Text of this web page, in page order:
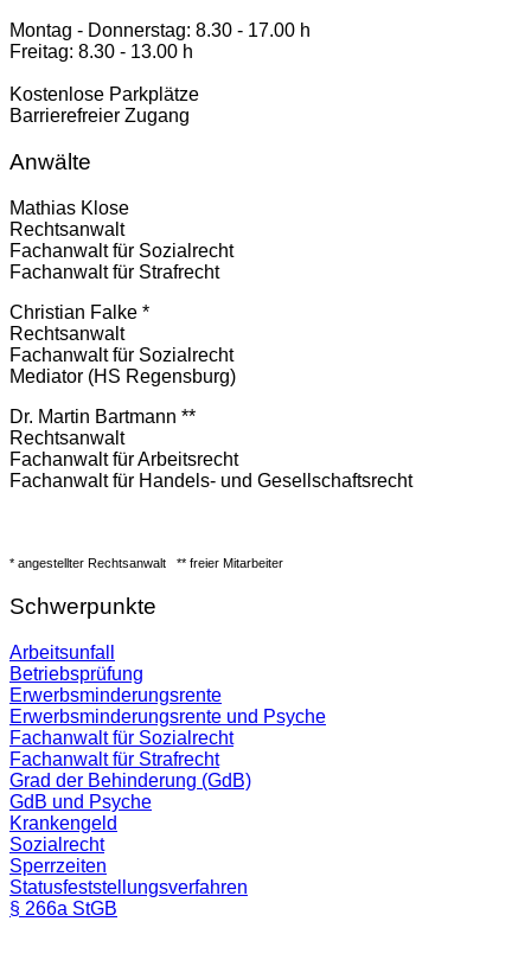
Montag - Donnerstag: 8.30 - 17.00 h
Freitag: 8.30 - 13.00 h
Kostenlose Parkplätze
Barrierefreier Zugang
Anwälte
Mathias Klose
Rechtsanwalt
Fachanwalt für Sozialrecht
Fachanwalt für Strafrecht
Christian Falke *
Rechtsanwalt
Fachanwalt für Sozialrecht
Mediator (HS Regensburg)
Dr. Martin Bartmann **
Rechtsanwalt
Fachanwalt für Arbeitsrecht
Fachanwalt für Handels- und Gesellschaftsrecht
* angestellter Rechtsanwalt ** freier Mitarbeiter
Schwerpunkte
Arbeitsunfall
Betriebsprüfung
Erwerbsminderungsrente
Erwerbsminderungsrente und Psyche
Fachanwalt für Sozialrecht
Fachanwalt für Strafrecht
Grad der Behinderung (GdB)
GdB und Psyche
Krankengeld
Sozialrecht
Sperrzeiten
Statusfeststellungsverfahren
§ 266a StGB